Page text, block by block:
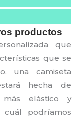
productos
que
que se
una camiseta
hecha de
elástico y
podríamos